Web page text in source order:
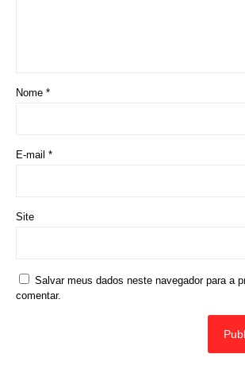
Nome *
E-mail *
Site
Salvar meus dados neste navegador para a
comentar.